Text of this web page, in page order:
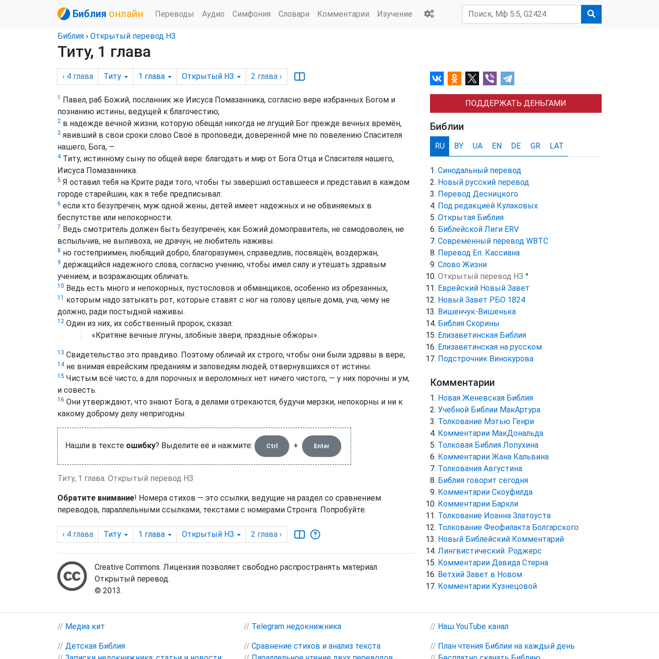
Библия онлайн Переводы Аудио Симфония Словари Комментарии Изучение
Библия › Открытый перевод НЗ
Титу, 1 глава
‹ 4 глава Титу 1 глава Открытый НЗ 2 глава ›
1 Павел, раб Божий, посланник же Иисуса Помазанника, согласно вере избранных Богом и
познанию истины, ведущей к благочестию,
2 в надежде вечной жизни, которую обещал никогда не лгущий Бог прежде вечных времён,
3 явивший в свои сроки слово Своё в проповеди, доверенной мне по повелению Спасителя
нашего, Бога, —
4Титу, истинному сыну по общей вере: благодать и мир от Бога Отца и Спасителя нашего,
Иисуса Помазанника.
5 Я оставил тебя на Крите ради того, чтобы ты завершил оставшееся и представил в каждом
городе старейшин, как я тебе предписывал:
6 если кто безупречен, муж одной жены, детей имеет надежных и не обвиняемых в
беспутстве или непокорности.
7 Ведь смотритель должен быть безупречен, как Божий домоправитель, не самодоволен, не
вспыльчив, не выпивоха, не драчун, не любитель наживы.
8 но гостеприимен, любящий добро, благоразумен, справедлив, посвящён, воздержан,
9 держащийся надежного слова, согласно учению, чтобы имел силу и утешать здравым
учением, и возражающих обличать.
10 Ведь есть много и непокорных, пустословов и обманщиков, особенно из обрезанных,
11 которым надо затыкать рот, которые ставят с ног на голову целые дома, уча, чему не
должно, ради постыдной наживы.
12 Один из них, их собственный пророк, сказал:
«Критяне вечные лгуны, злобные звери, праздные обжоры».
13 Свидетельство это правдиво. Поэтому обличай их строго, чтобы они были здравы в вере,
14не внимая еврейским преданиям и заповедям людей, отвернувшихся от истины.
15 Чистым всё чисто; а для порочных и вероломных нет ничего чистого, — у них порочны и ум,
и совесть.
16 Они утверждают, что знают Бога, а делами отрекаются, будучи мерзки, непокорны и ни к
какому доброму делу непригодны.
Нашли в тексте ошибку? Выделите её и нажмите: Ctrl + Enter
Титу, 1 глава. Открытый перевод НЗ
Обратите внимание! Номера стихов — это ссылки, ведущие на раздел со сравнением
переводов, параллельными ссылками, текстами с номерами Стронга. Попробуйте.
‹ 4 глава Титу 1 глава Открытый НЗ 2 глава ›
Creative Commons. Лицензия позволяет свободно распространять материал.
Открытый перевод.
© 2013.
ПОДДЕРЖАТЬ ДЕНЬГАМИ
Библии
RU BY UA EN DE GR LAT
Синодальный перевод
Новый русский перевод
Перевод Десницкого
Под редакцией Кулаковых
Открытая Библия
Библейской Лиги ERV
Cовременный перевод WBTC
Перевод Еп. Кассиана
Слово Жизни
Открытый перевод НЗ ●
Еврейский Новый Завет
Новый Завет РБО 1824
Вишенчук-Вишенька
Библия Скорины
Елизаветинская Библия
Елизаветинская на русском
Подстрочник Винокурова
Комментарии
Новая Женевская Библия
Учебной Библии МакАртура
Толкование Мэтью Генри
Комментарии МакДональда
Толковая Библия Лопухина
Комментарии Жана Кальвина
Толкования Августина
Библия говорит сегодня
Комментарии Скоуфилда
Комментарии Баркли
Толкование Иоанна Златоуста
Толкование Феофилакта Болгарского
Новый Библейский Комментарий
Лингвистический. Роджерс
Комментарии Давида Стерна
Ветхий Завет в Новом
Комментарии Кузнецовой
// Медиа кит // Telegram недокнижника // Наш YouTube канал
// Детская Библия
// Сравнение стихов и анализ текста
// План чтения Библии на каждый день